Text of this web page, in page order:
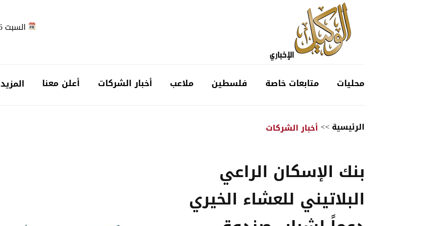
السبت 2026-08-08
محليات متابعات خاصة فلسطين ملاعب أخبار الشركات أعلن معنا المزيد
الرئيسية>>أخبار الشركات
بنك الإسكان الراعي
البلاتيني للعشاء الخيري